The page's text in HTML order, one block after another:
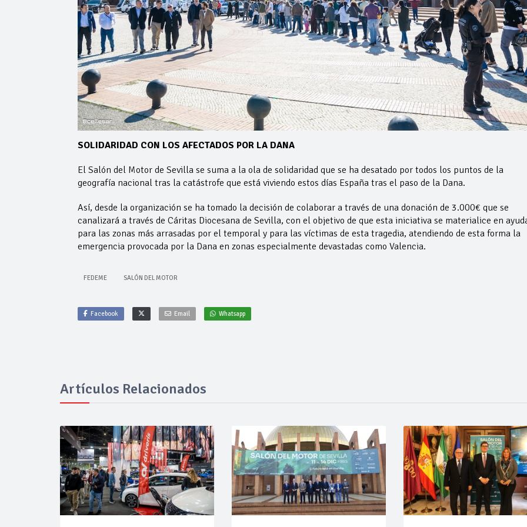
SOLIDARIDAD CON LOS AFECTADOS POR LA DANA
El Salón del Motor de Sevilla se suma a la ola de solidaridad que se ha desatado por todos los puntos de la
geografía nacional tras la catástrofe que está viviendo estos días España tras el paso de la Dana.
Así, desde la organización se ha tomado la decisión de colaborar a través de una donación de 3.000€ que se
canalizará a través de Cáritas Diocesana de Sevilla, con el objetivo de que esta iniciativa se materialice en
para las zonas más arrasadas por el temporal y para las víctimas de esta tragedia, atendiendo de esta forma la
emergencia provocada por la Dana en zonas especialmente devastadas como Valencia.
FEDEME SALÓN DEL MOTOR
Facebook Email Whatsapp
Artículos Relacionados